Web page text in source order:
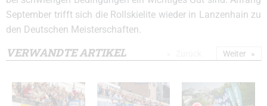
September trifft sich die Rollskielite wieder in Lanzenhain zu
den Deutschen Meisterschaften.
VERWANDTE ARTIKEL Weiter